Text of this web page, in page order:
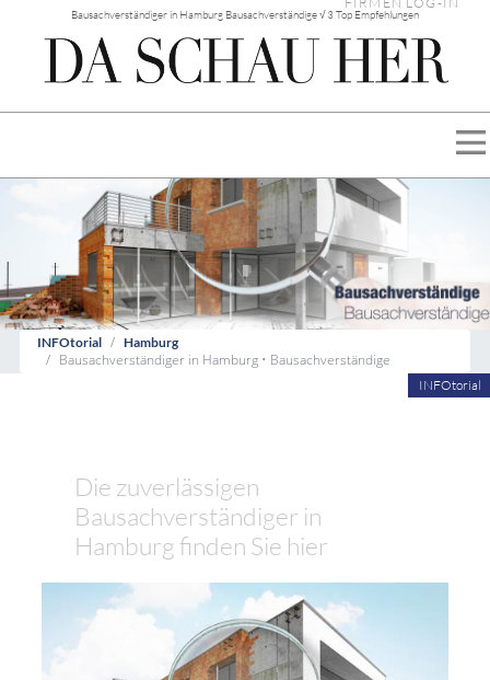
Bausachverständiger in Hamburg Bausachverständige √ 3 Top Empfehlungen
INFOtorial Hamburg
Bausachverständiger in Hamburg • Bausachverständige
INFOtorial
Die zuverlässigen
Bausachverständiger in
Hamburg finden Sie hier